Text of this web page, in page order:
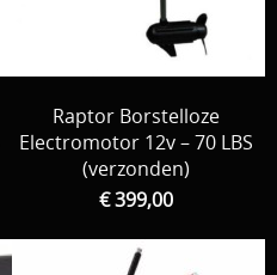
Raptor Borstelloze
Electromotor 12v – 70 LBS
(verzonden)
€ 399,00